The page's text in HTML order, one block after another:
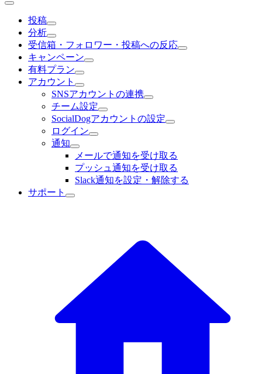
投稿
分析
受信箱・フォロワー・投稿への反応
キャンペーン
有料プラン
アカウント
SNSアカウントの連携
チーム設定
SocialDogアカウントの設定
ログイン
通知
メールで通知を受け取る
プッシュ通知を受け取る
Slack通知を設定・解除する
サポート